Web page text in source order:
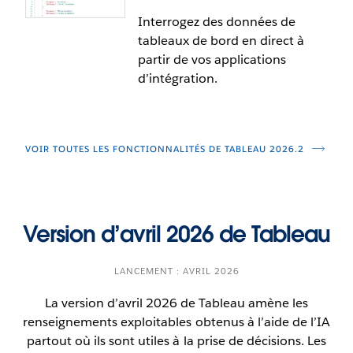
Recherche sémantique (projet
vous intéresse en utilisant le langage naturel. Grâce
à la recherche sémantique, vous pouvez chercher
des tableaux de bord, des sources de données et
naturel et des concepts d’affaires, sans qu’il soit
nécessaire d’entrer les mots-clés exacts. Cette
fonctionnalité de recherche intuitive facilite la
Interrogez des données de
tableaux de bord en direct à
partir de vos applications
d’intégration.
Service de données VizQL :
Il est maintenant plus facile que jamais de créer de
puissantes expériences d’analyse de données
VOIR TOUTES LES FONCTIONNALITÉS DE TABLEAU 2026.2
Version d’avril 2026 de Tableau
LANCEMENT : AVRIL 2026
La version d’avril 2026 de Tableau amène les
renseignements exploitables obtenus à l’aide de l’IA
partout où ils sont utiles à la prise de décisions. Les